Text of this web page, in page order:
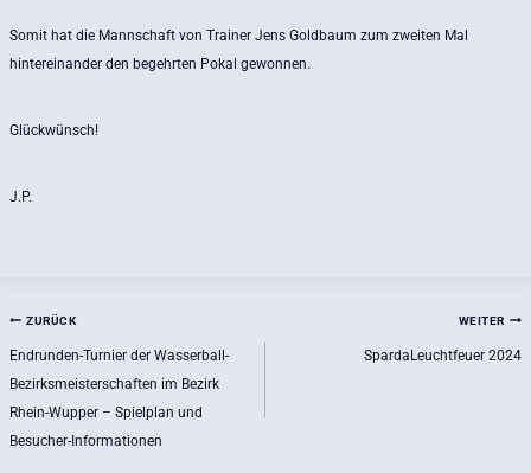
Somit hat die Mannschaft von Trainer Jens Goldbaum zum zweiten Mal
hintereinander den begehrten Pokal gewonnen.
Glückwünsch!
J.P.
Beitragsnavigation
ZURÜCK
Endrunden-Turnier der Wasserball-
Bezirksmeisterschaften im Bezirk
Rhein-Wupper – Spielplan und
Besucher-Informationen
WEITER
SpardaLeuchtfeuer 2024